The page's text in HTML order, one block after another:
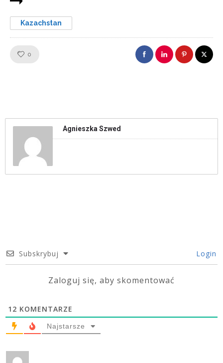
Kazachstan
0
Agnieszka Szwed
Subskrybuj Login
Zaloguj się, aby skomentować
12 KOMENTARZE
Najstarsze